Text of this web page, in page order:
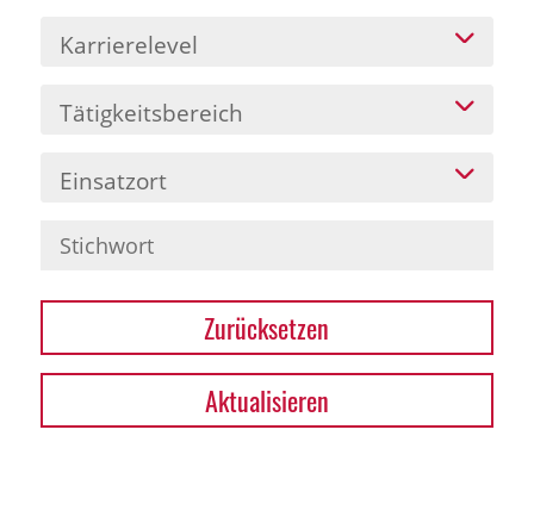
Karrierelevel
Tätigkeitsbereich
Einsatzort
Zurücksetzen
Aktualisieren